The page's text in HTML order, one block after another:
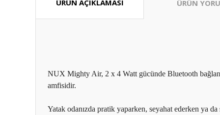
ÜRÜN AÇIKLAMASI ÜRÜN
NUX Mighty Air, 2 x 4 Watt gücünde Bluetooth
amfisidir.
Yatak odanızda pratik yaparken, seyahat ederken ya